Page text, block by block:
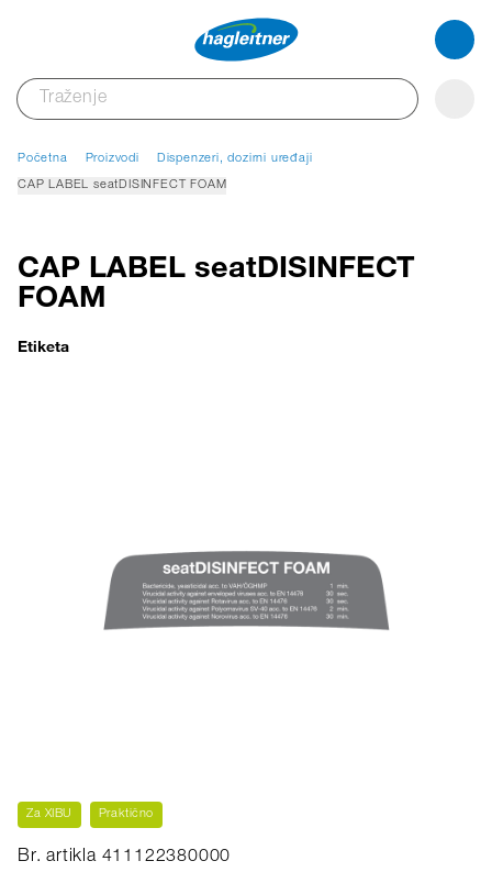
Početna Proizvodi Dispenzeri, dozirni uređaji
CAP LABEL seatDISINFECT FOAM
CAP LABEL seatDISINFECT
FOAM
Etiketa
Za XIBU Praktično
Br. artikla 411122380000